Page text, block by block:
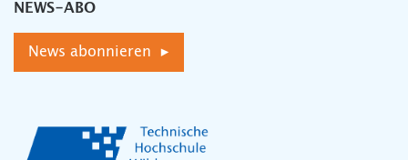
NEWS-ABO
News abonnieren ▸